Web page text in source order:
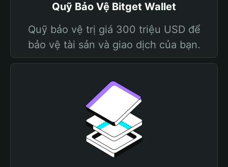
Quỹ Bảo Vệ Bitget Wallet
Quỹ bảo vệ trị giá 300 triệu USD để
bảo vệ tài sản và giao dịch của bạn.